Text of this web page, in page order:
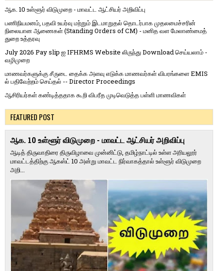
ஆக. 10 உள்ளூர் விடுமுறை - மாவட்ட ஆட்சியர் அறிவிப்பு
பணிநியமனம், பதவி உயர்வு மற்றும் இடமாறுதல் தொடர்பாக முதலமைச்சரின்
நிலையான ஆணைகள் (Standing Orders of CM) - மனித வள மேலாண்மைத்
துறை உத்தரவு
July 2026 Pay slip ஐ IFHRMS Website லிருந்து Download செய்யலாம் -
வழிமுறை
மாணவர்களுக்கு சீருடை தைக்க அளவு எடுக்க மாணவர்கள் விபரங்களை EMIS
ல் பதிவேற்றம் செய்தல் -- Director Proceedings
ஆசிரியர்கள் கண்டித்ததாக கூறி விபரீத முடிவெடுத்த பள்ளி மாணவிகள்
FEATURED POST
ஆக. 10 உள்ளூர் விடுமுறை - மாவட்ட ஆட்சியர் அறிவிப்பு
ஆடித் திருவாதிரை திருவிழாவை முன்னிட்டு, தமிழ்நாட்டில் உள்ள அரியலூர்
மாவட்டத்திற்கு ஆகஸ்ட் 10 அன்று மாவட்ட நிர்வாகத்தால் உள்ளூர் விடுமுறை
அறி...